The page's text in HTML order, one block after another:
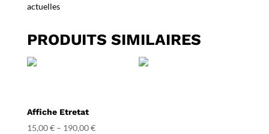
actuelles
PRODUITS SIMILAIRES
Affiche Etretat
15,00€– 190,00€